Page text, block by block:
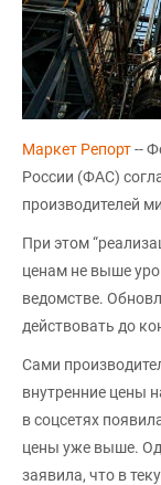
Маркет Репорт--
России (ФАС)
производителей
При этом
ценам не выше
ведомстве.
действовать до
Сами
внутренние цены
в соцсетях
цены уже выше.
заявила, что в